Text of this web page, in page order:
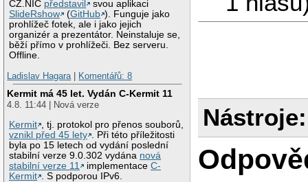
CZ.NIC představil
svou aplikaci
SlideRshow
(GitHub ). Funguje jako
prohlížeč fotek, ale i jako jejich
organizér a prezentátor. Neinstaluje se,
běží přímo v prohlížeči. Bez serveru.
Offline.
Ladislav Hagara | Komentářů: 8
Kermit má 45 let. Vydán C-Kermit 11
4.8. 11:44 | Nová verze
Kermit , tj. protokol pro přenos souborů,
vznikl před 45 lety . Při této příležitosti
byla po 15 letech od vydání poslední
stabilní verze 9.0.302 vydána nová
stabilní verze 11
implementaceC-
Kermit . S podporou IPv6.
Nástroje: